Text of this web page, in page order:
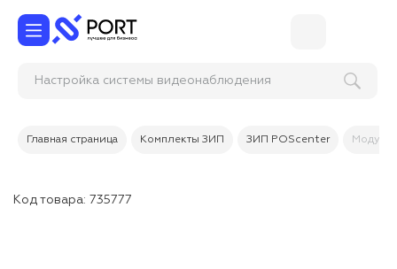
Настройка системы видеонаблюдения
Главная страница Комплекты ЗИП ЗИП POScenter Модуль
Код товара: 735777